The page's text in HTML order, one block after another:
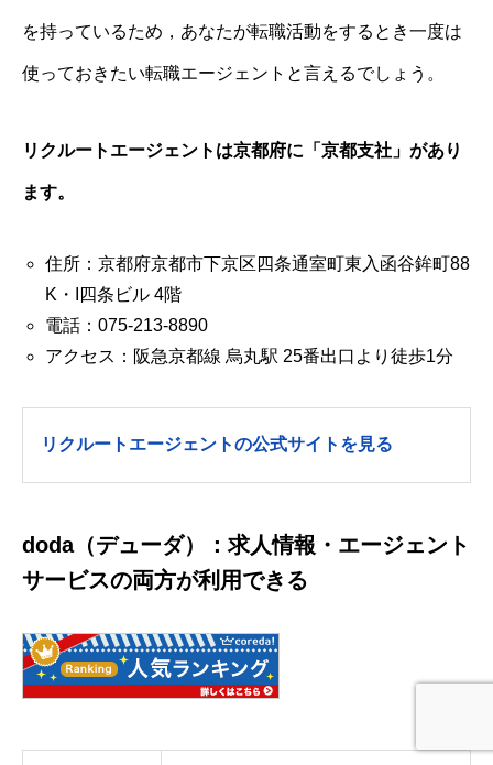
を持っているため，あなたが転職活動をするとき一度は
使っておきたい転職エージェントと言えるでしょう。
リクルートエージェントは京都府に「京都支社」があり
ます。
住所：京都府京都市下京区四条通室町東入函谷鉾町88
K・I四条ビル 4階
電話：075-213-8890
アクセス：阪急京都線 烏丸駅 25番出口より徒歩1分
リクルートエージェントの公式サイトを見る
doda（デューダ）：求人情報・エージェント
サービスの両方が利用できる